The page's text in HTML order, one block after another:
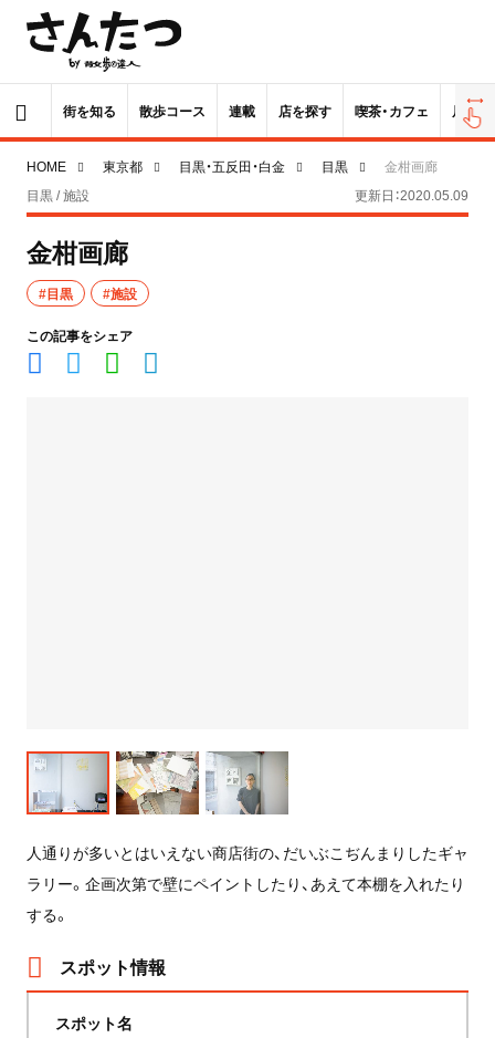
街を知る 散歩コース 連載 店を探す 喫茶・カフェ 居酒屋
HOME 東京都 目黒・五反田・白金 目黒
金柑画廊
目黒 / 施設
更新日：2020.05.09
金柑画廊
#目黒 #施設
この記事をシェア
人通りが多いとはいえない商店街の、だいぶこぢんまりしたギャ
ラリー。企画次第で壁にペイントしたり、あえて本棚を入れたり
する。
スポット情報
スポット名